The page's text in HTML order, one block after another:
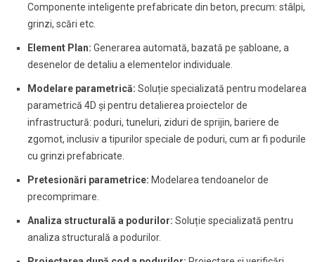
Componente inteligente prefabricate din beton, precum: stâlpi,
grinzi, scări etc.
Element Plan: Generarea automată, bazată pe șabloane, a
desenelor de detaliu a elementelor individuale.
Modelare parametrică: Soluție specializată pentru modelarea
parametrică 4D și pentru detalierea proiectelor de
infrastructură: poduri, tuneluri, ziduri de sprijin, bariere de
zgomot, inclusiv a tipurilor speciale de poduri, cum ar fi podurile
cu grinzi prefabricate.
Pretesionări parametrice: Modelarea tendoanelor de
precomprimare.
Analiza structurală a podurilor: Soluție specializată pentru
analiza structurală a podurilor.